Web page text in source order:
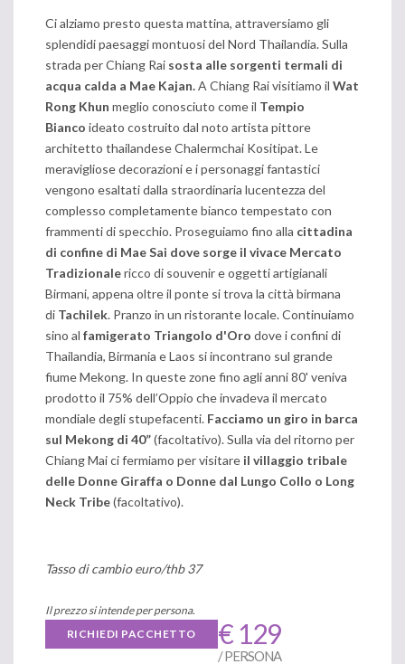
Ci alziamo presto questa mattina, attraversiamo gli
splendidi paesaggi montuosi del Nord Thailandia. Sulla
strada per Chiang Rai sosta alle sorgenti termali di
acqua calda a Mae Kajan.A Chiang Rai visitiamo il Wat
Rong Khun meglio conosciuto come il Tempio
Bianco ideato costruito dal noto artista pittore
architetto thailandese Chalermchai Kositipat. Le
meravigliose decorazioni e i personaggi fantastici
vengono esaltati dalla straordinaria lucentezza del
complesso completamente bianco tempestato con
frammenti di specchio. Proseguiamo fino alla cittadina
di confine di Mae Sai dove sorge il vivace Mercato
Tradizionalericco di souvenir e oggetti artigianali
Birmani, appena oltre il ponte si trova la città birmana
di Tachilek. Pranzo in un ristorante locale. Continuiamo
sino al famigerato Triangolo d'Oro dove i confini di
Thailandia, Birmania e Laos si incontrano sul grande
fiume Mekong. In queste zone fino agli anni 80' veniva
prodotto il 75% dell’Oppio che invadeva il mercato
mondiale degli stupefacenti. Facciamo un giro in barca
sul Mekong di 40”(facoltativo). Sulla via del ritorno per
Chiang Mai ci fermiamo per visitare il villaggio tribale
delle Donne Giraffa o Donne dal Lungo Collo o Long
Neck Tribe(facoltativo).
Tasso di cambio euro/thb 37
Il prezzo si intende per persona.
RICHIEDI PACCHETTO
€ 129
/ PERSONA